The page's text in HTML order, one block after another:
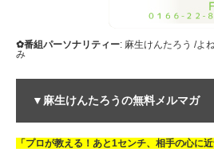
✿番組パーソナリティー: 麻生けんたろう /よ
み
▼麻生けんたろうの無料メルマガ
「プロが教える！あと1センチ、相手の心に近